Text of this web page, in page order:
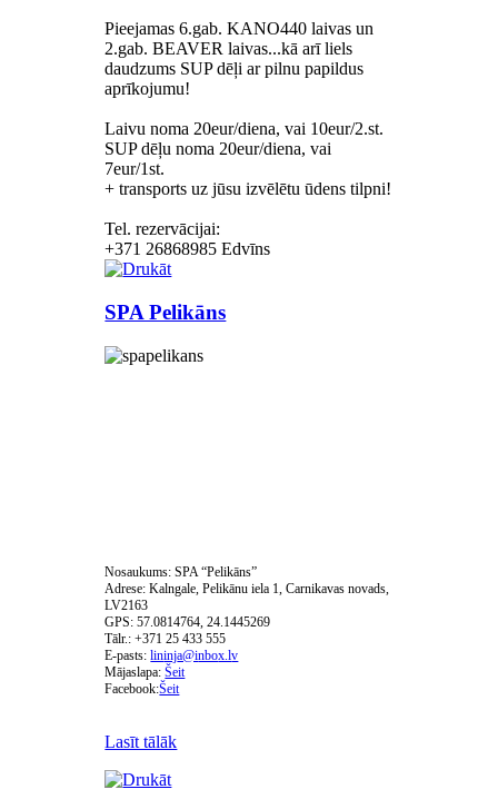
Pieejamas 6.gab. KANO440 laivas un
2.gab. BEAVER laivas...kā arī liels
daudzums SUP dēļi ar pilnu papildus
aprīkojumu!
Laivu noma 20eur/diena, vai 10eur/2.st.
SUP dēļu noma 20eur/diena, vai
7eur/1st.
+ transports uz jūsu izvēlētu ūdens tilpni!
Tel. rezervācijai:
+371 26868985 Edvīns
SPA Pelikāns
Nosaukums: SPA “Pelikāns”
Adrese: Kalngale, Pelikānu iela 1, Carnikavas novads,
LV2163
GPS: 57.0814764, 24.1445269
Tālr.: +371 25 433 555
E-pasts:
Mājaslapa:Šeit
Facebook:Šeit
Lasīt tālāk